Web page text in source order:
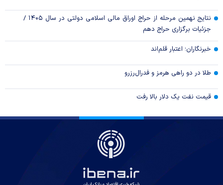
نتایج نهمین مرحله از حراج اوراق مالی اسلامی دولتی در سال ۱۴۰۵ /
جزئیات برگزاری حراج دهم
خبرنگاران؛ اعتبار قلم‌اند
طلا در دو راهی هرمز و فدرال‌رزرو
قیمت نفت یک دلار بالا رفت